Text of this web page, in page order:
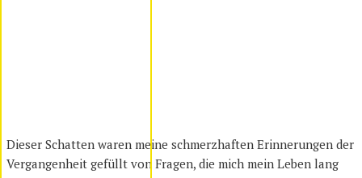
Dieser Schatten waren meine schmerzhaften Erinnerungen der
Vergangenheit gefüllt von Fragen, die mich mein Leben lang